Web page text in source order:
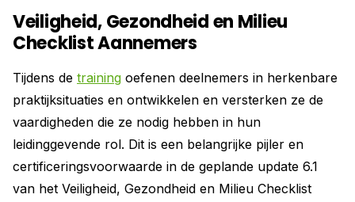
Veiligheid, Gezondheid en Milieu
Checklist Aannemers
Tijdens de training oefenen deelnemers in herkenbare
praktijksituaties en ontwikkelen en versterken ze de
vaardigheden die ze nodig hebben in hun
leidinggevende rol. Dit is een belangrijke pijler en
certificeringsvoorwaarde in de geplande update 6.1
van het Veiligheid, Gezondheid en Milieu Checklist